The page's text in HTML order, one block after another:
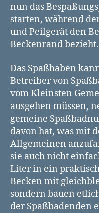
nun das
starten, während
und Peilgerät den
Beckenrand bezieht.
Das Spaßhaben
Betreiber von
vom Kleinsten
ausgehen müssen,
gemeine
davon hat, was mit
Allgemeinen
sie auch nicht
Liter in ein
Becken mit
sondern bauen
der Spaßbadenden